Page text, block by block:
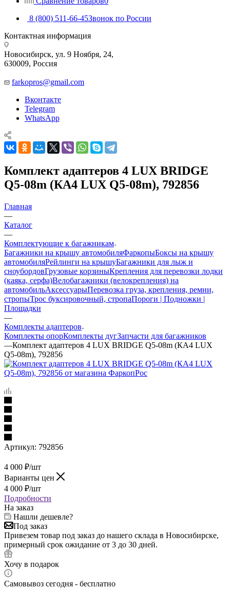
8 (800) 511-66-45Звонок по России
Контактная информация
Новосибирск, ул. 9 Ноября, 24,
630009, Россия
farkopros@gmail.com
Вконтакте
Telegram
WhatsApp
Комплект адаптеров 4 LUX BRIDGE
Q5-08m (КА4 LUX Q5-08m), 792856
Главная
—
Каталог
—
Комплектующие к багажникам
Багажники на крышу автомобиляФаркопыБоксы на крышу
автомобиляРейлинги на крышуБагажники для лыж и
сноубордовГрузовые корзиныКрепления для перевозки лодки
(каяка, серфа)Велобагажники (велокрепления) на
автомобильАксессуарыПеревозка груза, крепления, ремни,
стропыТрос буксировочный, стропаПороги | Подножки |
Площадки
—
Комплекты адаптеров
Комплекты опорКомплекты дугЗапчасти для багажников
—Комплект адаптеров 4 LUX BRIDGE Q5-08m (КА4 LUX
Q5-08m), 792856
Артикул: 792856
4 000 ₽/шт
Варианты цен
4 000 ₽/шт
Подробности
На заказ
Нашли дешевле?
Под заказ
Привезем товар под заказ до нашего склада в Новосибирске,
примерный срок ожидание от 3 до 30 дней.
Хочу в подарок
Самовывоз сегодня - бесплатно